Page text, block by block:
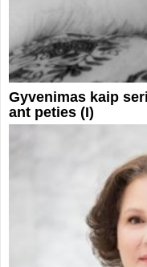
Gyvenimas kaip
ant peties (I)